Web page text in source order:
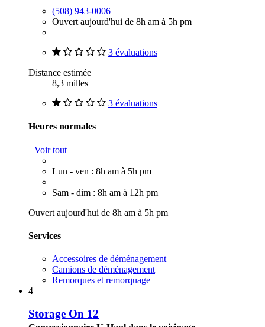
(508) 943-0006
Ouvert aujourd'hui de 8h am à 5h pm
3 évaluations
Distance estimée
8,3 milles
3 évaluations
Heures normales
Voir tout
Lun - ven : 8h am à 5h pm
Sam - dim : 8h am à 12h pm
Ouvert aujourd'hui de 8h am à 5h pm
Services
Accessoires de déménagement
Camions de déménagement
Remorques et remorquage
4
Storage On 12